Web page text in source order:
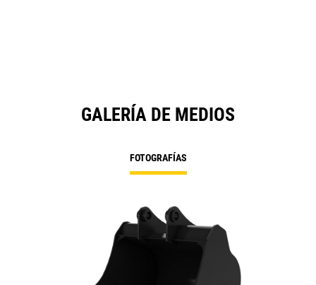
GALERÍA DE MEDIOS
FOTOGRAFÍAS